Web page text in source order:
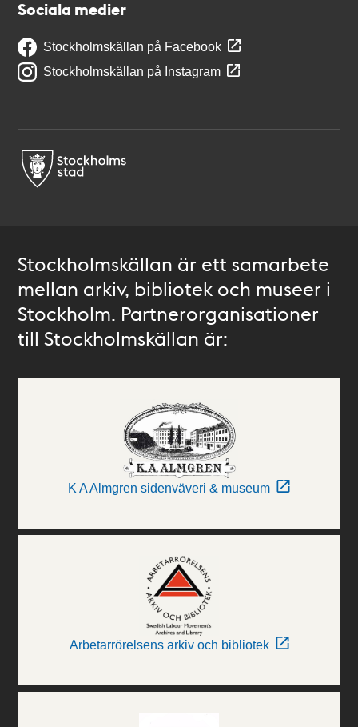
Sociala medier
Stockholmskällan på Facebook
Stockholmskällan på Instagram
Stockholmskällan är ett samarbete
mellan arkiv, bibliotek och museer i
Stockholm. Partnerorganisationer
till Stockholmskällan är:
K A Almgren sidenväveri & museum
Arbetarrörelsens arkiv och bibliotek